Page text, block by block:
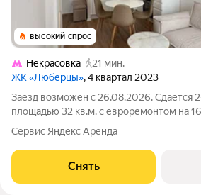
высокий спрос
Некрасовка
21 мин.
ЖК «Люберцы», 4 квартал 2023
Заезд возможен с 26.08.2026. Сдаётся
площадью 32 кв.м. с евроремонтом на
доме на срок от 11 месяцев. Из техники есть:
Духовой шкаф Стиральная машина Холодильник
Посудомоечная машина
Сервис Яндекс Аренда
Снять